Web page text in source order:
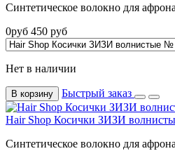
Синтетическое волокно для
0руб 450 руб
Нет в наличии
В корзину Быстрый заказ
Hair Shop Косички ЗИЗИ
Синтетическое волокно для